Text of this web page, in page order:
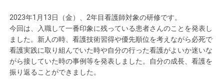
2023年1月13日（金）、2年目看護師対象の研修です。
今回は、入職して一番印象に残っている患者さんのことを発表し
ました。新人の時、看護技術習得や優先順位を考えながら必死で
看護実践に取り組んでいた時や自分の行った看護がよいか迷いな
がら接していた時の事例等を発表しました。自分の成長、看護を
振り返ることができました。